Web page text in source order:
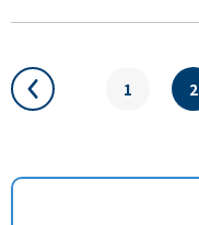
1 2